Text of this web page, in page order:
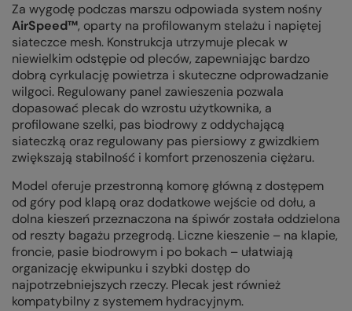
Za wygodę podczas marszu odpowiada system nośny
AirSpeed™, oparty na profilowanym stelażu i napiętej
siateczce mesh. Konstrukcja utrzymuje plecak w
niewielkim odstępie od pleców, zapewniając bardzo
dobrą cyrkulację powietrza i skuteczne odprowadzanie
wilgoci. Regulowany panel zawieszenia pozwala
dopasować plecak do wzrostu użytkownika, a
profilowane szelki, pas biodrowy z oddychającą
siateczką oraz regulowany pas piersiowy z gwizdkiem
zwiększają stabilność i komfort przenoszenia ciężaru.
Model oferuje przestronną komorę główną z dostępem
od góry pod klapą oraz dodatkowe wejście od dołu, a
dolna kieszeń przeznaczona na śpiwór została oddzielona
od reszty bagażu przegrodą. Liczne kieszenie – na klapie,
froncie, pasie biodrowym i po bokach – ułatwiają
organizację ekwipunku i szybki dostęp do
najpotrzebniejszych rzeczy. Plecak jest również
kompatybilny z systemem hydracyjnym.